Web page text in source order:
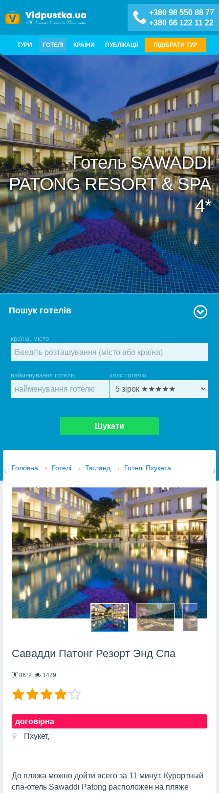
+380 98 550 88 77
+380 66 122 11 22
ТУРИ ГОТЕЛІ КРАЇНИ ПУБЛІКАЦІЇ ПІДІБРАТИ ТУР
Готель SAWADDI
PATONG RESORT & SPA
4*
Пошук готелів
країна, місто
найменування готелю клас готелю
Шукати
Головна › Готелі › Таїланд › Готелі Пхукета
Савадди Патонг Резорт Энд Спа
86 % 1429
договірна
Пхукет,
До пляжа можно дойти всего за 11 минут. Курортный
спа-отель Sawaddi Patong расположен на пляже